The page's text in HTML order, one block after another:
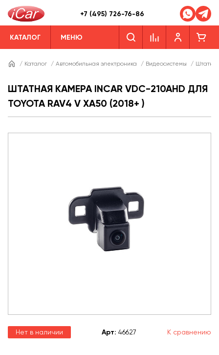
+7 (495) 726-76-86
КАТАЛОГ МЕНЮ
/ Каталог / Автомобильная электроника / Видеосистемы /
ШТАТНАЯ КАМЕРА INCAR VDC-210AHD ДЛЯ
TOYOTA RAV4 V XA50 (2018+ )
Нет в наличии Арт: 46627 К сравнению